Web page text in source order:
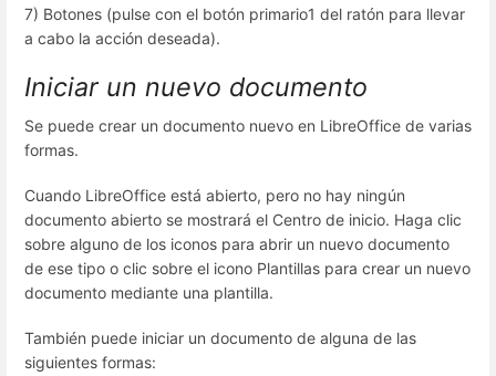
7) Botones (pulse con el botón primario1 del ratón para llevar
a cabo la acción deseada).
Iniciar un nuevo documento
Se puede crear un documento nuevo en LibreOffice de varias
formas.
Cuando LibreOffice está abierto, pero no hay ningún
documento abierto se mostrará el Centro de inicio. Haga clic
sobre alguno de los iconos para abrir un nuevo documento
de ese tipo o clic sobre el icono Plantillas para crear un nuevo
documento mediante una plantilla.
También puede iniciar un documento de alguna de las
siguientes formas: